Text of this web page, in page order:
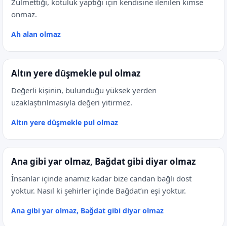
Zulmettiği, kötülük yaptığı için kendisine ilenilen kimse
onmaz.
Ah alan olmaz
Altın yere düşmekle pul olmaz
Değerli kişinin, bulunduğu yüksek yerden
uzaklaştırılmasıyla değeri yitirmez.
Altın yere düşmekle pul olmaz
Ana gibi yar olmaz, Bağdat gibi diyar olmaz
İnsanlar içinde anamız kadar bize candan bağlı dost
yoktur. Nasıl ki şehirler içinde Bağdat’ın eşi yoktur.
Ana gibi yar olmaz, Bağdat gibi diyar olmaz